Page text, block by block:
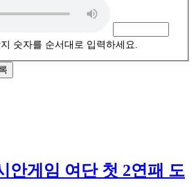
숫자를 순서대로 입력하세요.
안게임 여단 첫 2연패 도